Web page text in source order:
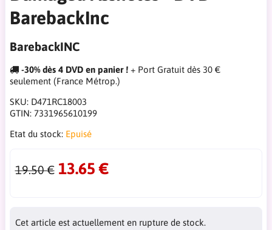
BarebackInc
BarebackINC
-30% dès 4 DVD en panier ! + Port Gratuit dès 30 €
seulement (France Métrop.)
SKU: D471RC18003
GTIN: 7331965610199
Etat du stock: Epuisé
19.50 € 13.65 €
Cet article est actuellement en rupture de stock.